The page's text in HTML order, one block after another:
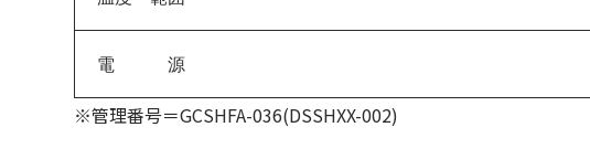
電 源
※管理番号＝GCSHFA-036(DSSHXX-002)